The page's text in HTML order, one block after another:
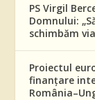
PS Virgil
Domnului:
schimbăm
Proiectul
finanțare